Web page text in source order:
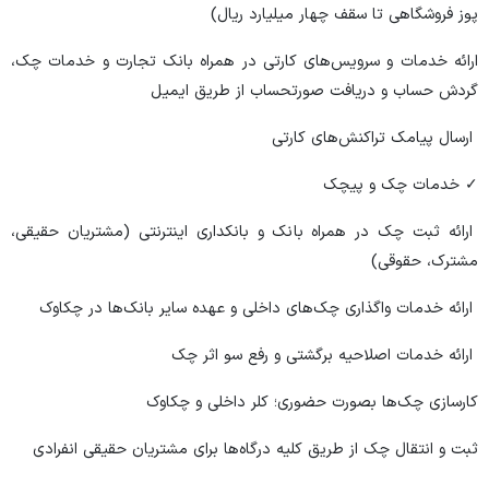
پوز فروشگاهی تا سقف چهار میلیارد ریال)
ارائه خدمات و سرویس‌های کارتی در همراه بانک تجارت و خدمات چک،
گردش حساب و دریافت صورتحساب از طریق ایمیل
ارسال پیامک تراکنش‌های کارتی
✓ خدمات چک و پیچک
ارائه ثبت چک در همراه بانک و بانکداری اینترنتی (مشتریان حقیقی،
مشترک، حقوقی)
ارائه خدمات واگذاری چک‌های داخلی و عهده سایر بانک‌ها در چکاوک
ارائه خدمات اصلاحیه برگشتی و رفع سو اثر چک
کارسازی چک‌ها بصورت حضوری؛ کلر داخلی و چکاوک
ثبت و انتقال چک از طریق کلیه درگاه‌ها برای مشتریان حقیقی انفرادی